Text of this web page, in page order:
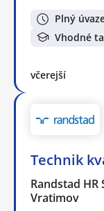
Plný
Vhodné
včerejší
Technik
Randstad
Vratimov